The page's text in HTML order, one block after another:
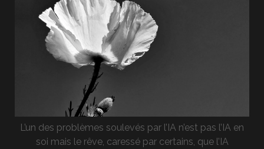
L’un des problèmes soulevés par l’IA n’est pas l’IA en
soi mais le rêve, caressé par certains, que l’IA